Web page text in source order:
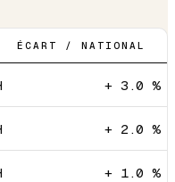
ÉCART / NATIONAL
+ 3.0 %
+ 2.0 %
+ 1.0 %